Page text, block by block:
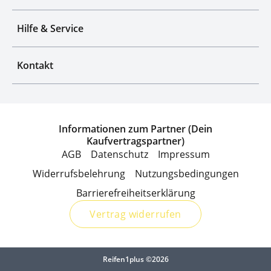
Hilfe & Service
Kontakt
Informationen zum Partner (Dein
Kaufvertragspartner)
AGB
Datenschutz
Impressum
Widerrufsbelehrung
Nutzungsbedingungen
Barrierefreiheitserklärung
Vertrag widerrufen
Reifen1plus ©2026